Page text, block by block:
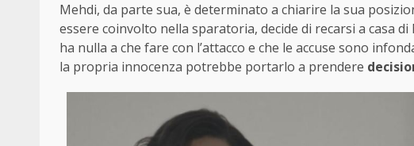
Mehdi, da parte sua, è determinato a chiarire la sua
essere coinvolto nella sparatoria, decide di recarsi a casa
ha nulla a che fare con l’attacco e che le accuse sono
la propria innocenza potrebbe portarlo a prendere